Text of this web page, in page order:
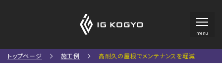
menu
トップページ 施工例 高耐久の屋根でメンテナンスを軽減